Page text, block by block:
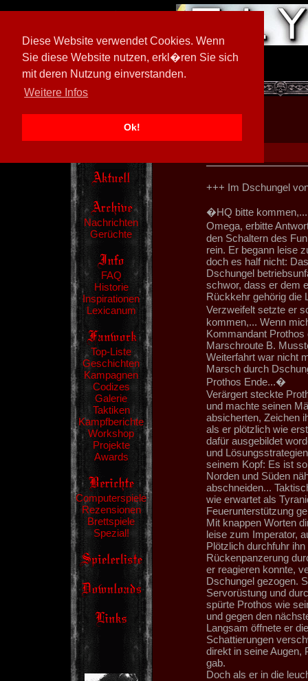
Diese Website verwendet Cookies. Wenn
Sie diese Website nutzen, erkl�ren Sie sich
mit deren Nutzung einverstanden.
Weitere Infos
Ok!
[ 600026/M3]
Nachrichten
Gerüchte
FAQ
Historie
Inspirationen
Lexicanum
Top-Liste
Geschichten
Kampagnen
Codizes
Galerie
Taktiken
Kampfberichte
Workshop
Projekte
Awards
Computerspiele
Rezensionen
Brettspiele
Spezial!
+++ Im Dschungel
�HQ bitte kommen,...
Omega, erbitte
den Schaltern des
rein. Er begann leise
doch es half nicht:
Dschungel
schwor, dass er dem
Rückkehr gehörig die
Verzweifelt setzte er
kommen,... Wenn
Kommandant
Marschroute B.
Weiterfahrt war nicht
Marsch durch
Prothos Ende...�
Verärgert steckte
und machte seinen
absicherten, Zeichen
als er plötzlich wie
dafür ausgebildet
und
seinem Kopf: Es ist
Norden und Süden
abschneiden...
wie erwartet als
Feuerunterstützung
Mit knappen Worten
leise zum Imperator,
Plötzlich durchfuhr
Rückenpanzerung
er reagieren konnte,
Dschungel gezogen.
Servorüstung und
spürte Prothos wie
und gegen den
Langsam öffnete er
Schattierungen
direkt in seine Augen,
gab.
Doch als er in die